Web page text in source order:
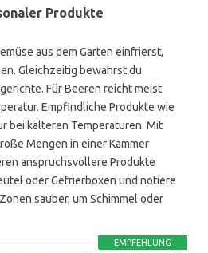
Produkte
aus dem Garten einfrierst,
Gleichzeitig bewahrst du
Für Beeren reicht meist
Empfindliche Produkte wie
bei kälteren Temperaturen. Mit
Mengen in einer Kammer
anspruchsvollere Produkte
oder Gefrierboxen und notiere
sauber, um Schimmel oder
EMPFEHLUNG